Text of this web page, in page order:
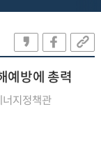
예방에 총력
지정책관